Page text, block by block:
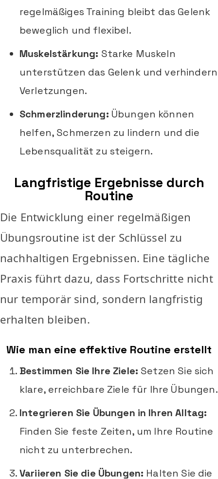
regelmäßiges Training bleibt das Gelenk
beweglich und flexibel.
Muskelstärkung: Starke Muskeln
unterstützen das Gelenk und verhindern
Verletzungen.
Schmerzlinderung: Übungen können
helfen, Schmerzen zu lindern und die
Lebensqualität zu steigern.
Langfristige Ergebnisse durch
Routine
Die Entwicklung einer regelmäßigen
Übungsroutine ist der Schlüssel zu
nachhaltigen Ergebnissen. Eine tägliche
Praxis führt dazu, dass Fortschritte nicht
nur temporär sind, sondern langfristig
erhalten bleiben.
Wie man eine effektive Routine erstellt
Bestimmen Sie Ihre Ziele: Setzen Sie sich
klare, erreichbare Ziele für Ihre Übungen.
Integrieren Sie Übungen in Ihren Alltag:
Finden Sie feste Zeiten, um Ihre Routine
nicht zu unterbrechen.
Variieren Sie die Übungen: Halten Sie die